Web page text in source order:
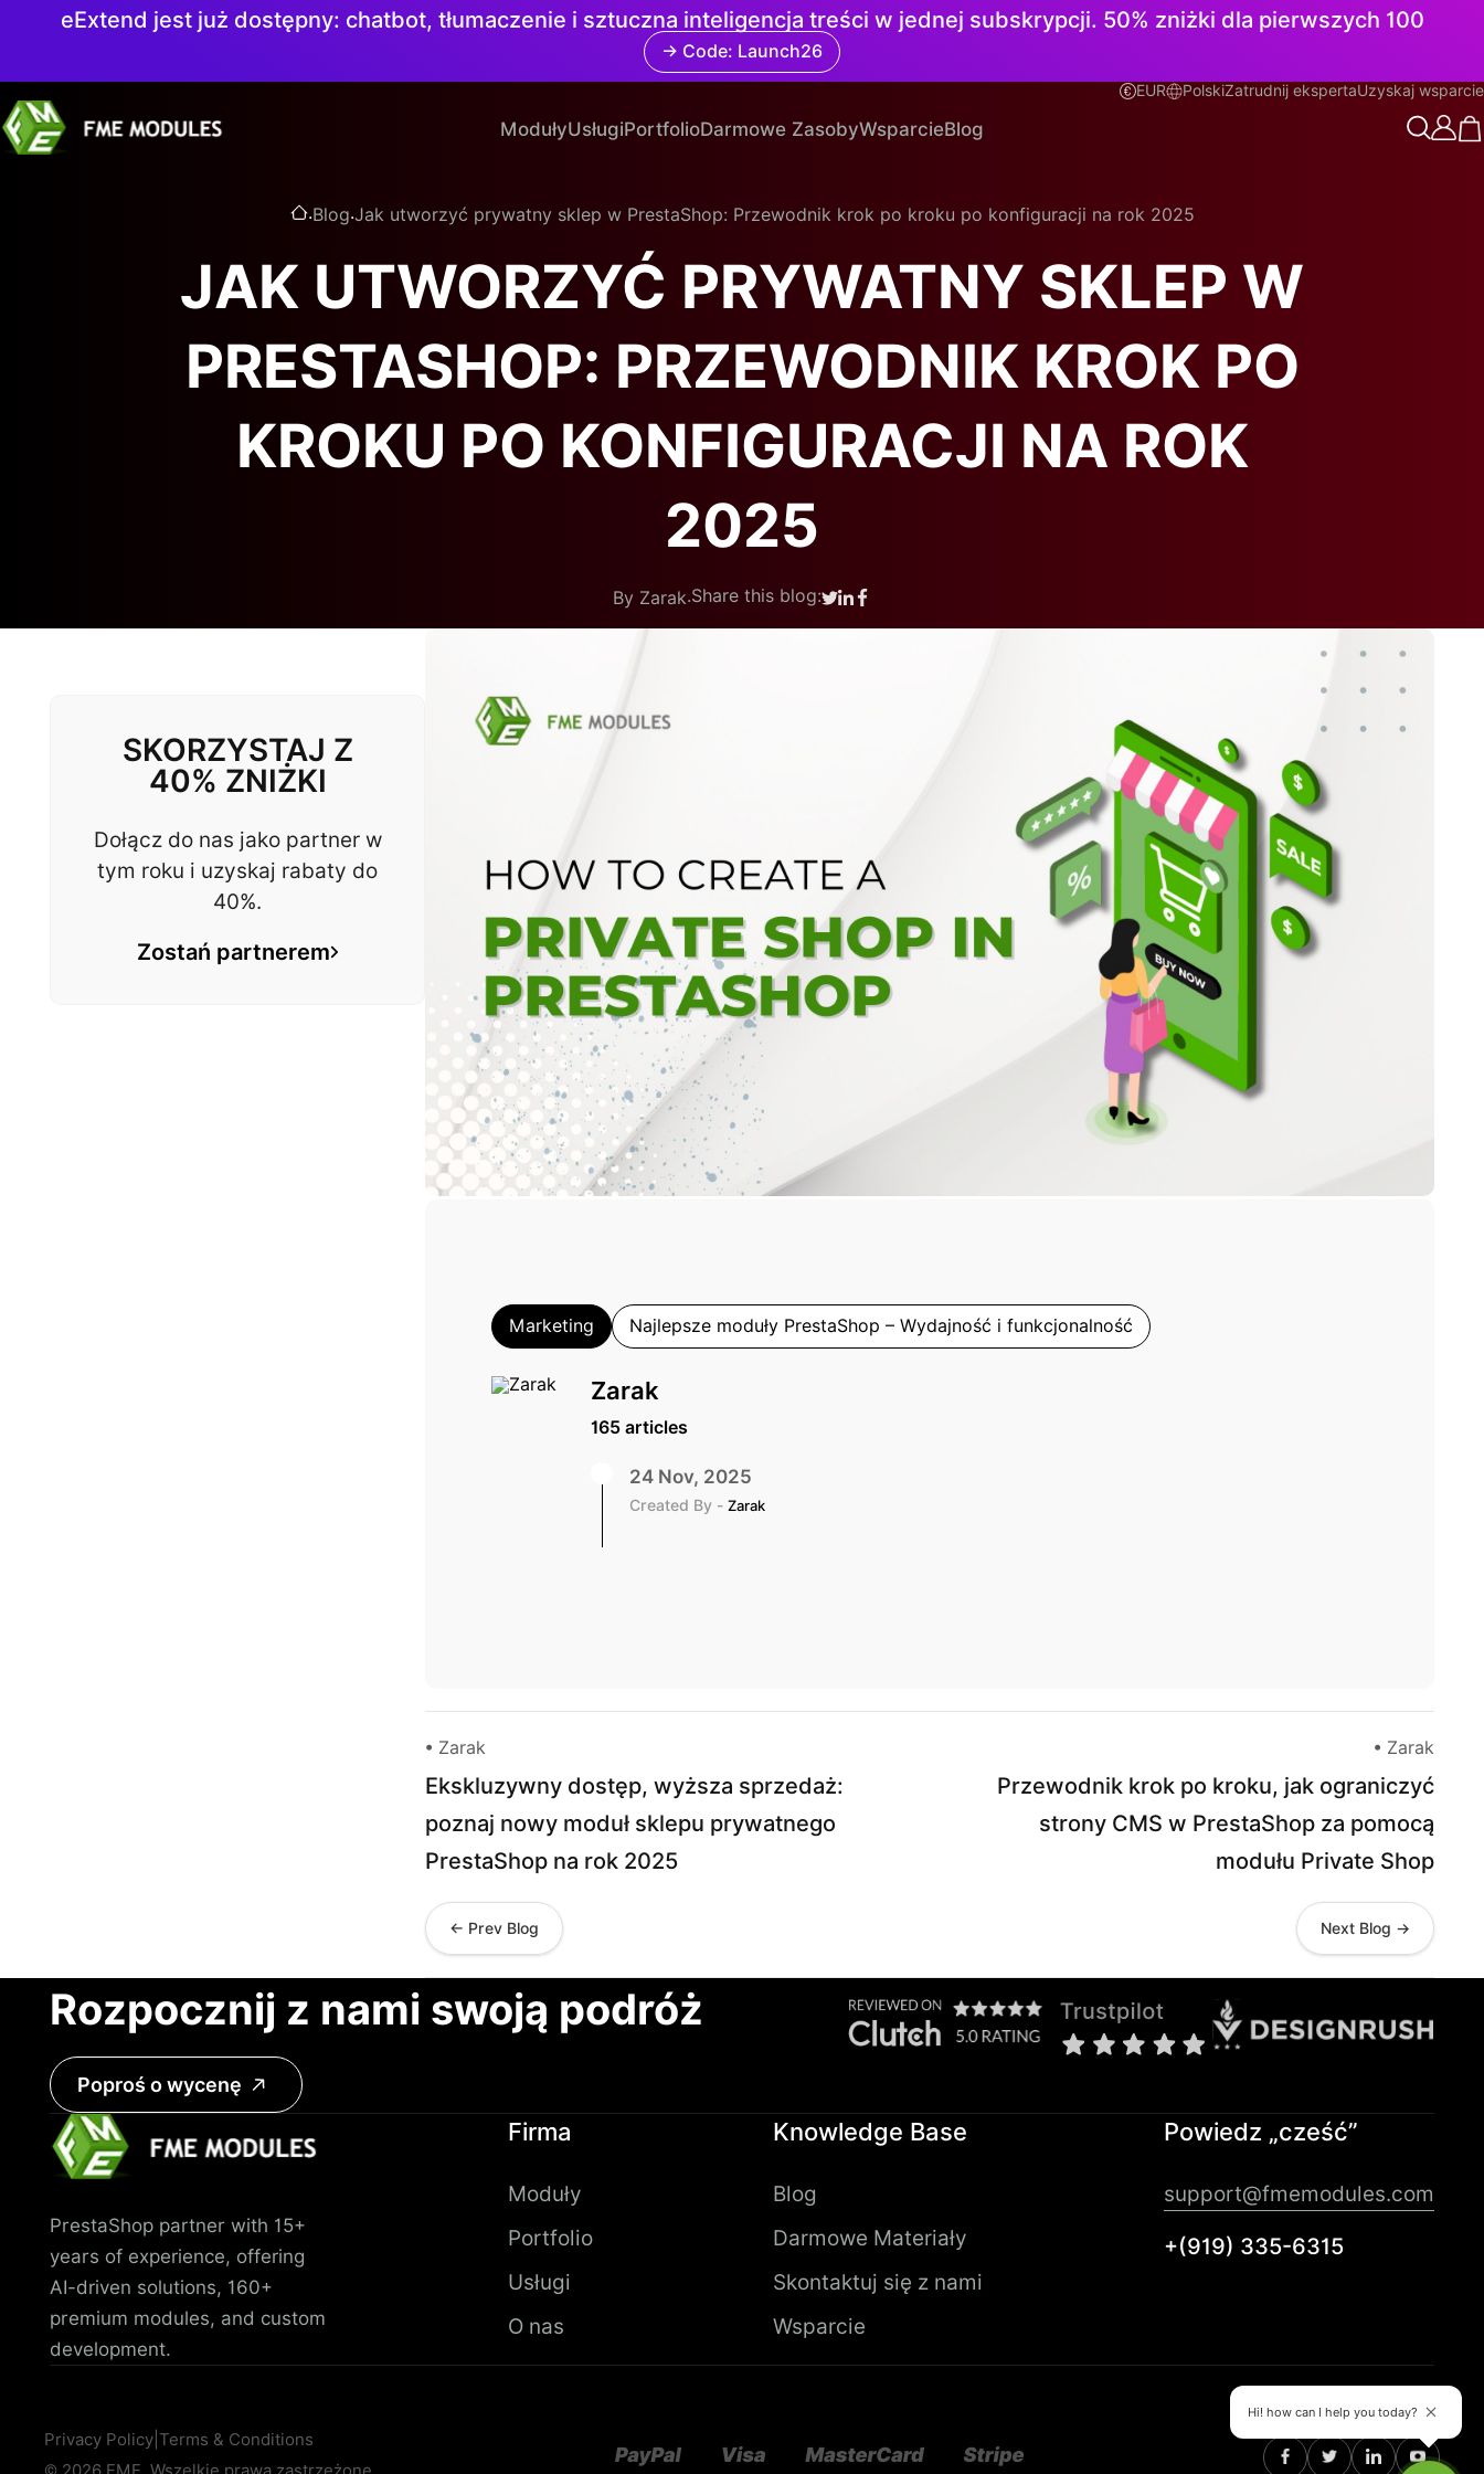
eExtend jest już dostępny: chatbot, tłumaczenie i sztuczna inteligencja treści w jednej subskrypcji. 50% zniżki dla pierwszych 100
→ Code: Launch26
EUR Polski
Polski Zatrudnij ekspertaUzyskaj wsparcie
ModułyUsługiPortfolioDarmowe ZasobyWsparcieBlog
.Blog.Jak utworzyć prywatny sklep w PrestaShop: Przewodnik krok po kroku po konfiguracji na rok 2025
JAK UTWORZYĆ PRYWATNY SKLEP W
PRESTASHOP: PRZEWODNIK KROK PO
KROKU PO KONFIGURACJI NA ROK
2025
By Zarak.Share this blog:
SKORZYSTAJ Z
40% ZNIŻKI
Dołącz do nas jako partner w
tym roku i uzyskaj rabaty do
40%.
Zostań partnerem
Marketing Najlepsze moduły PrestaShop – Wydajność i funkcjonalność
Zarak
165 articles
24 Nov, 2025
Created By - Zarak
• Zarak
Ekskluzywny dostęp, wyższa sprzedaż:
poznaj nowy moduł sklepu prywatnego
PrestaShop na rok 2025
← Prev Blog
• Zarak
Przewodnik krok po kroku, jak ograniczyć
strony CMS w PrestaShop za pomocą
modułu Private Shop
Next Blog →
Rozpocznij z nami swoją podróż
Poproś o wycenę
PrestaShop partner with 15+
years of experience, offering
AI-driven solutions, 160+
premium modules, and custom
development.
Firma
Moduły
Portfolio
Usługi
O nas
Knowledge Base
Blog
Darmowe Materiały
Skontaktuj się z nami
Wsparcie
Powiedz „cześć”
support@fmemodules.com
+(919) 335-6315
Hi! how can I help you today?
Privacy Policy Terms & Conditions